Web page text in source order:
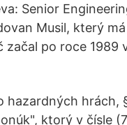
Senior
Musil, který
začal po roce
hazardných
ktorý v čísle